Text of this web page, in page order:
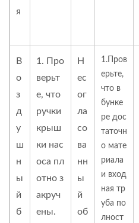
я
В
о
з
д
у
ш
н
ы
й
б
1. Про
верьт
е, что
ручки
крыш
ки нас
оса пл
отно з
акруч
ены.
Н
ес
ог
ла
со
ва
нн
ы
й
об
1.Пров
ерьте,
что в
бунке
ре дос
таточн
о мате
риала
и вход
ная тр
уба по
лност